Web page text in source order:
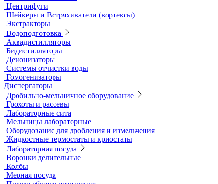
Перемешивающие устройства
Верхнеприводные мешалки
Магнитные мешалки
Центрифуги
Шейкеры и Встряхиватели (вортексы)
Экстракторы
Водоподготовка
Аквадистилляторы
Бидистилляторы
Деионизаторы
Системы отчистки воды
Гомогенизаторы
Диспергаторы
Дробильно-мельничное оборудование
Грохоты и рассевы
Лабораторные сита
Мельницы лабораторные
Оборудование для дробления и измельчения
Жидкостные термостаты и криостаты
Лабораторная посуда